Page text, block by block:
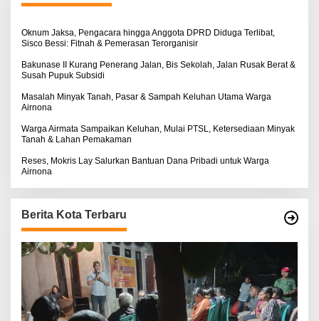
u
:Oknum Jaksa, Pengacara hingga Anggota DPRD Diduga Terlibat,
Sisco Bessi: Fitnah & Pemerasan Terorganisir
Bakunase II Kurang Penerang Jalan, Bis Sekolah, Jalan Rusak Berat &
Susah Pupuk Subsidi
Masalah Minyak Tanah, Pasar & Sampah Keluhan Utama Warga
Airnona
Warga Airmata Sampaikan Keluhan, Mulai PTSL, Ketersediaan Minyak
Tanah & Lahan Pemakaman
Reses, Mokris Lay Salurkan Bantuan Dana Pribadi untuk Warga
Airnona
Berita Kota Terbaru